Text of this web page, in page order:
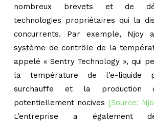
nombreux brevets et de
technologies propriétaires qui la
concurrents. Par exemple, Njoy
système de contrôle de la
appelé « Sentry Technology », qui
la température de l’e-liquide
surchauffe et la production
potentiellement nocives [Source:
L’entreprise a également